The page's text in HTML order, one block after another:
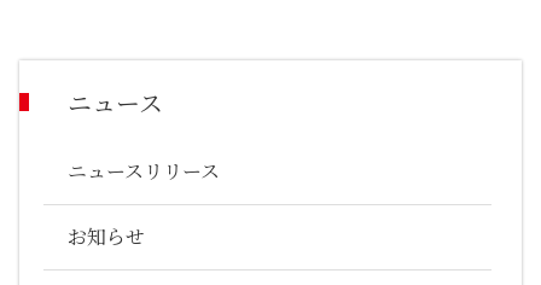
ニュース
ニュースリリース
お知らせ